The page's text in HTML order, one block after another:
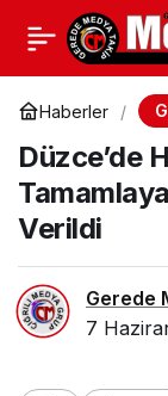
Haberler
Düzce’de
Verildi
Gerede
7
Kastamonu’da
Cami
Görüntülendi